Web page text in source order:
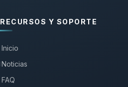
RECURSOS Y SOPORTE
Inicio
Noticias
FAQ